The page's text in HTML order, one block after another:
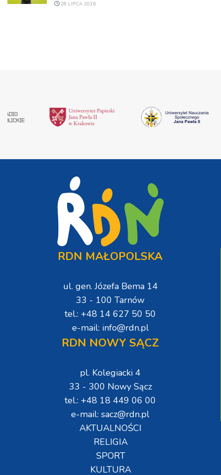
28 LIPCA 2026
RDN MAŁOPOLSKA
ul. gen. Józefa Bema 14
33 - 100 Tarnów
tel.: +48 14 627 50 50
e-mail: info@rdn.pl
RDN NOWY SĄCZ
pl. Kolegiacki 4
33 - 300 Nowy Sącz
tel.: +48 18 449 06 00
e-mail: sacz@rdn.pl
AKTUALNOŚCI
RELIGIA
SPORT
KULTURA